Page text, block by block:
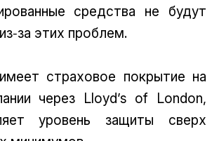
средства не будут
этих проблем.
страховое покрытие на
через Lloyd’s of London,
уровень защиты сверх